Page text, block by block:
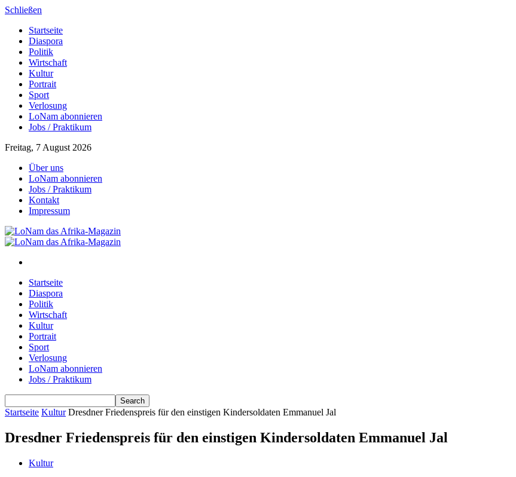
Schließen
Startseite
Diaspora
Politik
Wirtschaft
Kultur
Portrait
Sport
Verlosung
LoNam abonnieren
Jobs / Praktikum
Freitag, 7 August 2026
Über uns
LoNam abonnieren
Jobs / Praktikum
Kontakt
Impressum
Startseite
Diaspora
Politik
Wirtschaft
Kultur
Portrait
Sport
Verlosung
LoNam abonnieren
Jobs / Praktikum
Startseite Kultur Dresdner Friedenspreis für den einstigen Kindersoldaten Emmanuel Jal
Dresdner Friedenspreis für den einstigen Kindersoldaten Emmanuel Jal
Kultur